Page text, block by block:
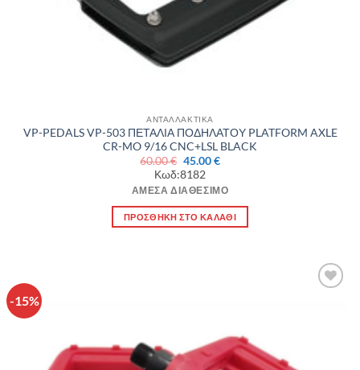
ΑΝΤΑΛΛΑΚΤΙΚΑ
VP-PEDALS VP-503 ΠΕΤΑΛΙΑ ΠΟΔΗΛΑΤΟΥ PLATFORM AXLE
CR-MO 9/16 CNC+LSL BLACK
60.00€ Original
price
was:
60.00 €.
45.00€Η
είναι:
Κωδ:8182
ΆΜΕΣΑ ΔΙΑΘΈΣΙΜΟ
ΠΡΟΣΘΉΚΗ ΣΤΟ ΚΑΛΆΘΙ
-15%